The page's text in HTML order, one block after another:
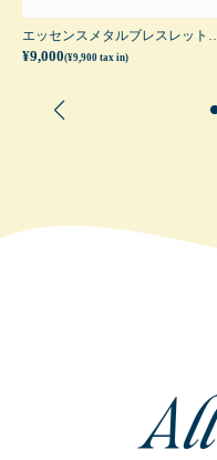
エッセンスメタルブ
¥9,000(¥9,900 tax in)